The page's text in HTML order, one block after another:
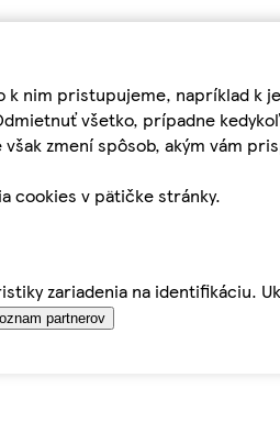
k nim pristupujeme, napríklad
všetko, prípadne
zmení spôsob, akým vám
cookies v pätičke stránky.
zariadenia na identifikáciu.
partnerov